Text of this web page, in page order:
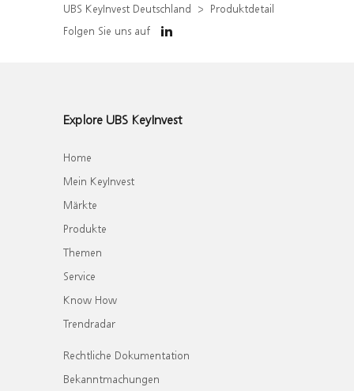
UBS KeyInvest Deutschland
Produktdetail
Folgen Sie uns auf
Explore UBS KeyInvest
Home
Mein KeyInvest
Märkte
Produkte
Themen
Service
Know How
Trendradar
Rechtliche Dokumentation
Bekanntmachungen